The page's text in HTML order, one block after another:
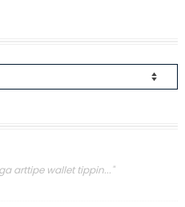
arttipe wallet tippin..."